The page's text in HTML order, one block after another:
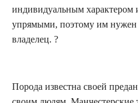
индивидуальным характером
упрямыми, поэтому им
владелец. ?
Порода известна своей